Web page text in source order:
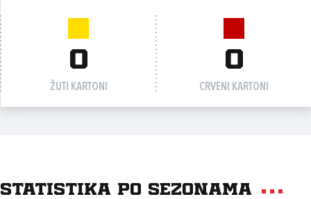
0
ŽUTI KARTONI
0
CRVENI KARTONI
Statistika po sezonama